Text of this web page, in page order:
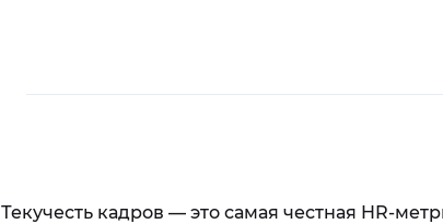
Текучесть кадров — это самая честная HR-